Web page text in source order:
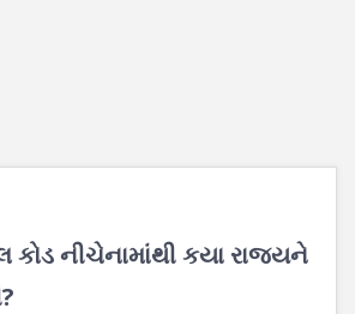
કોડ નીચેનામાંથી કયા રાજયને